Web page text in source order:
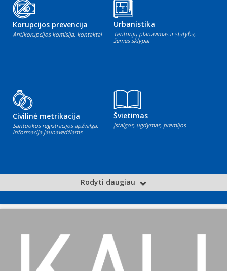
Korupcijos prevencija
Antikorupcijos komisija, kontaktai
Urbanistika
Teritorijų planavimas ir statyba,
žemės sklypai
Civilinė metrikacija
Santuokos registracijos apžvalga,
informacija jaunavedžiams
Švietimas
Įstaigos, ugdymas, premijos
Rodyti daugiau